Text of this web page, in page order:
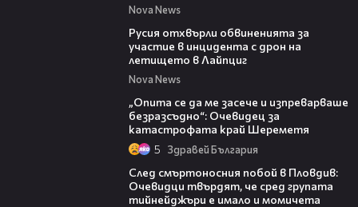
Nova News
Русия отхвърли обвиненията за
участие в инцидента с дрон на
летището в Лайпциг
Nova News
„Опита се да ме засече и изпреварваше
безразсъдно“: Очевидец за
катастрофата край Шереметя
5 Здравей България
След смъртоносния побой в Пловдив:
Очевидци твърдят, че сред групата
тийнейджъри е имало и момичета